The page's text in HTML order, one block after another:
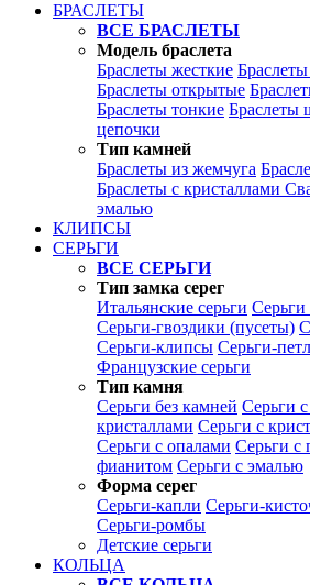
БРАСЛЕТЫ
ВСЕ БРАСЛЕТЫ
Модель браслета
Браслеты жесткие
Браслеты открытые
Браслеты тонкие Браслеты
цепочки
Тип камней
Браслеты из жемчуга
Браслеты с кристаллами
эмалью
КЛИПСЫ
СЕРЬГИ
ВСЕ СЕРЬГИ
Тип замка серег
Итальянские серьги Серьги
Серьги-гвоздики (пусеты)
Серьги-клипсы Серьги-
Французские серьги
Тип камня
Серьги без камней Серьги
кристаллами Серьги с
Серьги с опалами Серьги с
фианитом Серьги с эмалью
Форма серег
Серьги-капли Серьги-
Серьги-ромбы
Детские серьги
КОЛЬЦА